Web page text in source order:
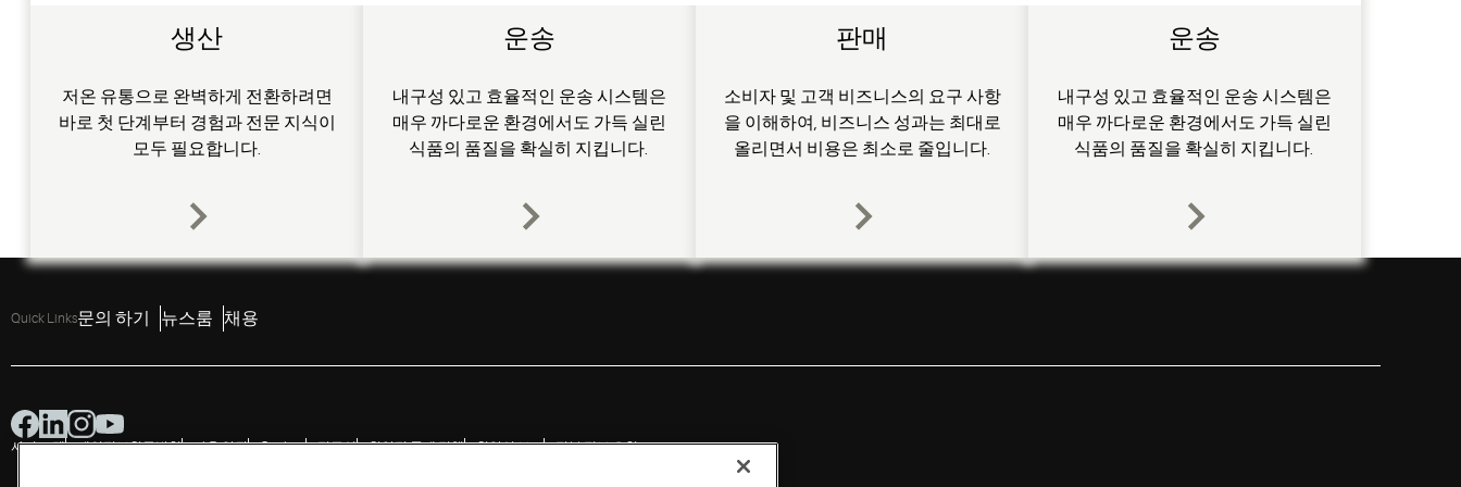
생산
저온 유통으로 완벽하게 전환하려면
바로 첫 단계부터 경험과 전문 지식이
모두 필요합니다.
운송
내구성 있고 효율적인 운송 시스템은
매우 까다로운 환경에서도 가득 실린
식품의 품질을 확실히 지킵니다.
판매
소비자 및 고객 비즈니스의 요구 사항
을 이해하여, 비즈니스 성과는 최대로
올리면서 비용은 최소로 줄입니다.
운송
내구성 있고 효율적인 운송 시스템은
매우 까다로운 환경에서도 가득 실린
식품의 품질을 확실히 지킵니다.
Quick Links문의 하기 뉴스룸 채용
사이트 맵 개인정보취급방침 사용 약관 Cookies 접근성 취약점 공개 정책 취약성 보고 정부 정보 요청